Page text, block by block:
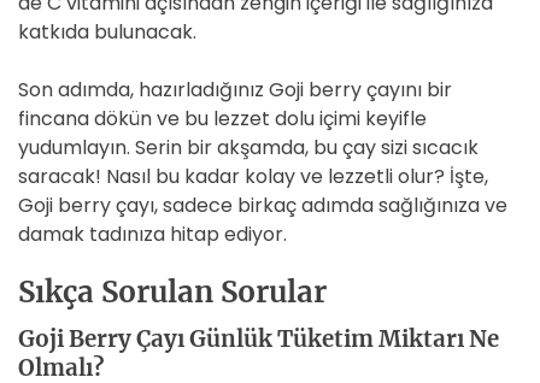
katkıda bulunacak.
Son adımda, hazırladığınız Goji berry çayını bir
fincana dökün ve bu lezzet dolu içimi keyifle
yudumlayın. Serin bir akşamda, bu çay sizi sıcacık
saracak! Nasıl bu kadar kolay ve lezzetli olur? İşte,
Goji berry çayı, sadece birkaç adımda sağlığınıza ve
damak tadınıza hitap ediyor.
Sıkça Sorulan Sorular
Goji Berry Çayı Günlük Tüketim Miktarı Ne
Olmalı?